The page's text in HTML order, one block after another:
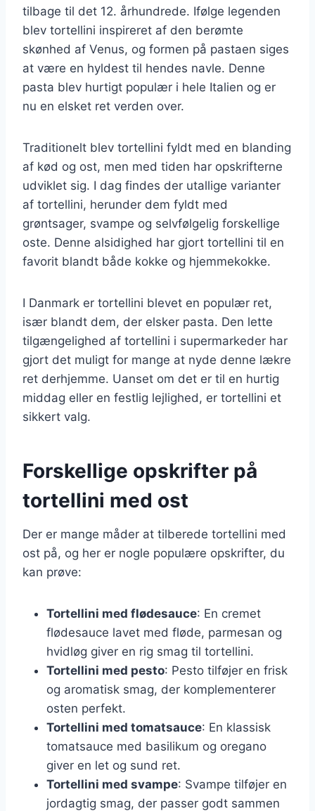
tilbage til det 12. århundrede. Ifølge legenden
blev tortellini inspireret af den berømte
skønhed af Venus, og formen på pastaen siges
at være en hyldest til hendes navle. Denne
pasta blev hurtigt populær i hele Italien og er
nu en elsket ret verden over.
Traditionelt blev tortellini fyldt med en blanding
af kød og ost, men med tiden har opskrifterne
udviklet sig. I dag findes der utallige varianter
af tortellini, herunder dem fyldt med
grøntsager, svampe og selvfølgelig forskellige
oste. Denne alsidighed har gjort tortellini til en
favorit blandt både kokke og hjemmekokke.
I Danmark er tortellini blevet en populær ret,
især blandt dem, der elsker pasta. Den lette
tilgængelighed af tortellini i supermarkeder har
gjort det muligt for mange at nyde denne lækre
ret derhjemme. Uanset om det er til en hurtig
middag eller en festlig lejlighed, er tortellini et
sikkert valg.
Forskellige opskrifter på
tortellini med ost
Der er mange måder at tilberede tortellini med
ost på, og her er nogle populære opskrifter, du
kan prøve:
Tortellini med flødesauce: En cremet
flødesauce lavet med fløde, parmesan og
hvidløg giver en rig smag til tortellini.
Tortellini med pesto: Pesto tilføjer en frisk
og aromatisk smag, der komplementerer
osten perfekt.
Tortellini med tomatsauce: En klassisk
tomatsauce med basilikum og oregano
giver en let og sund ret.
Tortellini med svampe: Svampe tilføjer en
jordagtig smag, der passer godt sammen